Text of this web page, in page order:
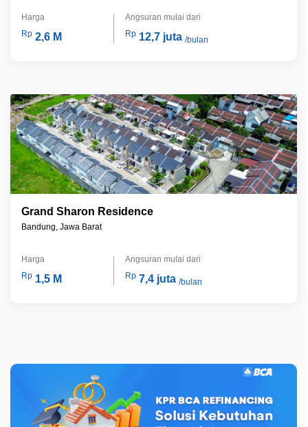
Harga
Rp 2,6 M
Angsuran mulai dari
Rp 12,7 juta /bulan
Grand Sharon Residence
Bandung, Jawa Barat
Harga
Rp 1,5 M
Angsuran mulai dari
Rp 7,4 juta /bulan